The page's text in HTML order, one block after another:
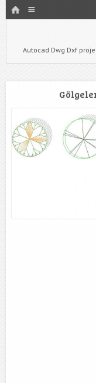
HOME
Autocad Dwg Dxf